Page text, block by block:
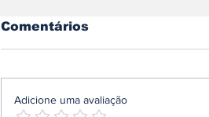
Comentários
Adicione uma avaliação